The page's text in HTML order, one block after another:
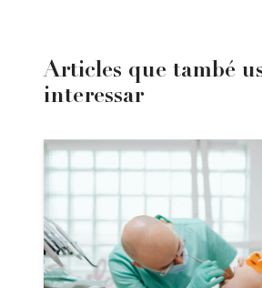
Articles que també
interessar